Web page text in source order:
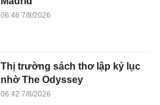
06:46 7/8/2026
Thị trường sách thơ lập kỷ lục
nhờ The Odyssey
06:42 7/8/2026